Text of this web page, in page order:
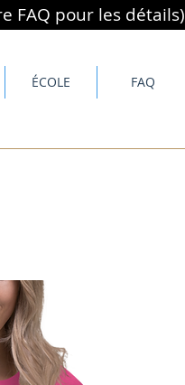
FAQ pour les détails)
ÉCOLE FAQ